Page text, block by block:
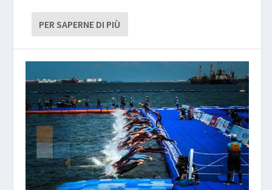
PER SAPERNE DI PIÙ